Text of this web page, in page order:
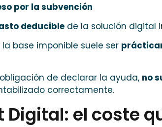
por la subvención
deduciblede la solución digital
base imponible suele ser
de declarar la ayuda, no
correctamente.
Digital: el coste